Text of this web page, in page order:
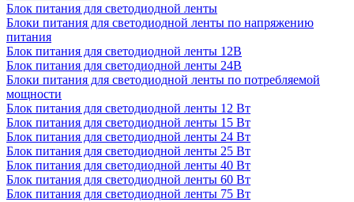
Блок питания для светодиодной ленты
Блоки питания для светодиодной ленты по напряжению
питания
Блок питания для светодиодной ленты 12В
Блок питания для светодиодной ленты 24В
Блоки питания для светодиодной ленты по потребляемой
мощности
Блок питания для светодиодной ленты 12 Вт
Блок питания для светодиодной ленты 15 Вт
Блок питания для светодиодной ленты 24 Вт
Блок питания для светодиодной ленты 25 Вт
Блок питания для светодиодной ленты 40 Вт
Блок питания для светодиодной ленты 60 Вт
Блок питания для светодиодной ленты 75 Вт